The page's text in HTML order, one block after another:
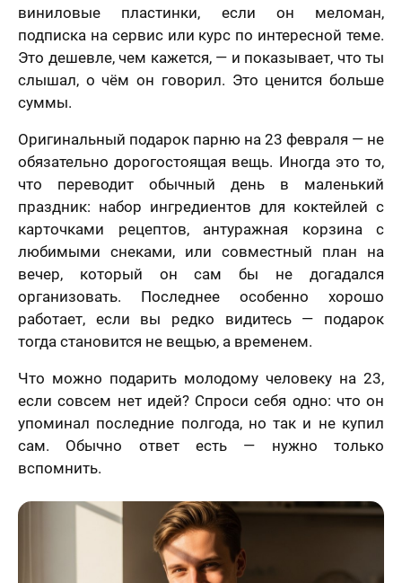
виниловые пластинки, если он меломан,
подписка на сервис или курс по интересной теме.
Это дешевле, чем кажется, — и показывает, что ты
слышал, о чём он говорил. Это ценится больше
суммы.
Оригинальный подарок парню на 23 февраля — не
обязательно дорогостоящая вещь. Иногда это то,
что переводит обычный день в маленький
праздник: набор ингредиентов для коктейлей с
карточками рецептов, антуражная корзина с
любимыми снеками, или совместный план на
вечер, который он сам бы не догадался
организовать. Последнее особенно хорошо
работает, если вы редко видитесь — подарок
тогда становится не вещью, а временем.
Что можно подарить молодому человеку на 23,
если совсем нет идей? Спроси себя одно: что он
упоминал последние полгода, но так и не купил
сам. Обычно ответ есть — нужно только
вспомнить.